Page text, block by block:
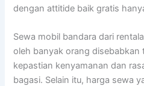
dengan attitide baik gratis
Sewa mobil bandara dari
oleh banyak orang disebabkan
kepastian kenyamanan dan
bagasi. Selain itu, harga sewa